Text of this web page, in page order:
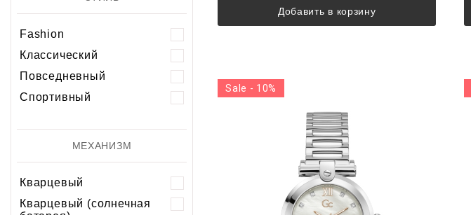
Fashion
Классический
Повседневный
Спортивный
МЕХАНИЗМ
Кварцевый
Кварцевый (солнечная
Добавить в корзину
Sale - 10%